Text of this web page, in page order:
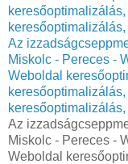
Az
Miskolc - Pereces -
Weboldal
Az
Miskolc - Pereces -
Weboldal